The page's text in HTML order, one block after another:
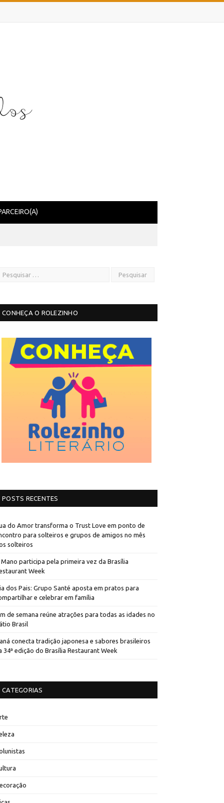
CONHEÇA O ROLEZINHO
POSTS RECENTES
do Amor transforma o Trust Love em ponto de
para solteiros e grupos de amigos no mês
solteiros
Mano participa pela primeira vez da Brasília
Week
dos Pais: Grupo Santé aposta em pratos para
e celebrar em família
de semana reúne atrações para todas as idades no
Brasil
conecta tradição japonesa e sabores brasileiros
34ª edição do Brasília Restaurant Week
CATEGORIAS